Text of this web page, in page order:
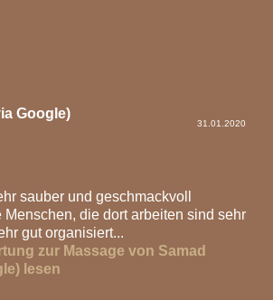
Google)
31.01.2020
sauber und geschmackvoll
Menschen, die dort arbeiten sind sehr
gut organisiert...
zur Massage von Samad
lesen